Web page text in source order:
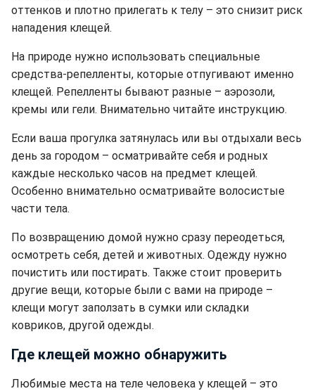
оттенков и плотно прилегать к телу – это снизит риск
нападения клещей.
На природе нужно использовать специальные
средства-репелленты, которые отпугивают именно
клещей. Репелленты бывают разные – аэрозоли,
кремы или гели. Внимательно читайте инструкцию.
Если ваша прогулка затянулась или вы отдыхали весь
день за городом – осматривайте себя и родных
каждые несколько часов на предмет клещей.
Особенно внимательно осматривайте волосистые
части тела.
По возвращению домой нужно сразу переодеться,
осмотреть себя, детей и животных. Одежду нужно
почистить или постирать. Также стоит проверить
другие вещи, которые были с вами на природе –
клещи могут заползать в сумки или складки
ковриков, другой одежды.
Где клещей можно обнаружить
Любимые места на теле человека у клещей – это